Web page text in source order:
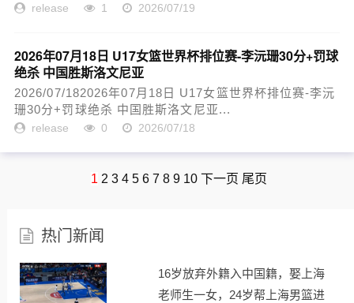
release 1 2026/07/19
2026年07月18日 U17女篮世界杯排位赛-李沅珊30分+罚球
绝杀 中国胜斯洛文尼亚
2026/07/182026年07月18日 U17女篮世界杯排位赛-李沅
珊30分+罚球绝杀 中国胜斯洛文尼亚...
release 0 2026/07/18
1 2 3 4 5 6 7 8 9 10 下一页 尾页
热门新闻
16岁放弃外籍入中国籍，娶上海
老师生一女，24岁帮上海男篮进